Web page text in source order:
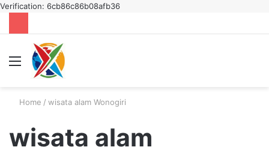
Verification: 6cb86c86b08afb36
Menu
Home / wisata alam Wonogiri
wisata alam